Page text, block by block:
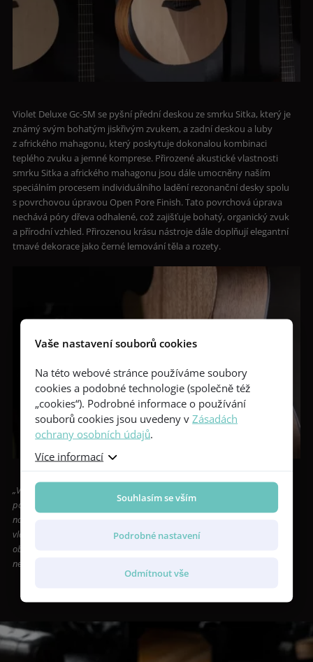
Violet Deluxe Gc-SM se pyšní přední deskou ze smrku Sitka, který je
známý svým bohatým jiskřivým zvukem, a zadní deskou a luby
z afrického mahagonu, který poskytuje dokonalou kombinaci
teplého zvuku a jemné komprese. Přirozené akustické vlastnosti
smrku Sitka a afrického mahagonu jsou dále umocněny naším
speciálním procesem individuálního ladění rezonanční desky spolu
s povrchovou úpravou Open Pore Finish. Tato povrchová úprava
nechává póry dřeva odhalené, což zajišťuje bohatý, organický zvuk
a přírodní vzhled. Přirozenou krásu nástroje dále doplňují elegantní
tmavé dekorace jako černé lemování těla a rozety.
„Věříme, že Violet Deluxe Gc-SM dokonale reprezentuje naše odhodlání
posouvat hranice kytarového řemesla bez ohledu na cenovou kategorii
nástroje. Jsme přesvědčeni, že díky svým pokročilým ergonomickým
vlastnostem, prvotřídním materiálům a pečlivé konstrukci se stane
oblíbenou mezi hudebníky, kteří hledají pohodlí i v cenově
nejdostupnějším segmentu našeho portfolia,“
Vaše nastavení souborů cookies
Na této webové stránce používáme soubory
cookies a podobné technologie (společně též
„cookies“). Podrobné informace o používání
souborů cookies jsou uvedeny vZásadách
ochrany osobních údajů.
Více informací
Souhlasím se vším
Podrobné nastavení
Odmítnout vše